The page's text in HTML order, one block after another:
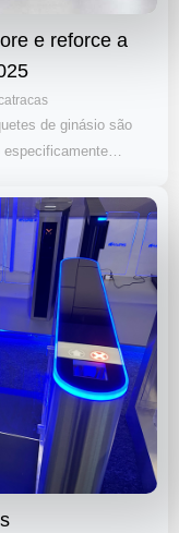
e reforce a
de ginásio são